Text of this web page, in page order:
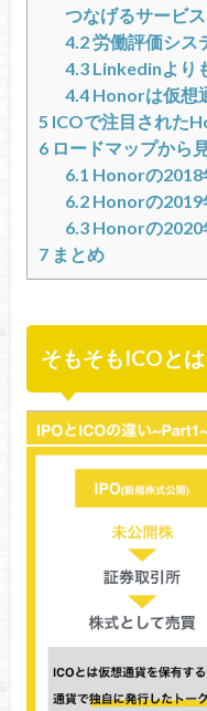
つなげるサービス
4.2労働評価シス
4.3Linkedinより
4.4Honorは仮想
5 ICOで注目された
6ロードマップから
6.1 Honorの2018
6.2Honorの2019
6.3Honorの2020
7まとめ
そもそもICOとは